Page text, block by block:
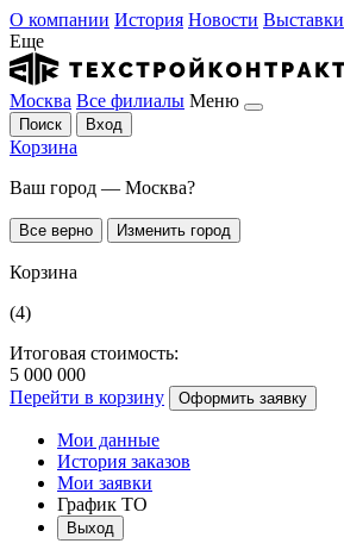
О компании История Новости Выставки
Еще
Москва Все филиалы Меню
Поиск Вход
Корзина
Ваш город — Москва?
Все верно Изменить город
Корзина
(4)
Итоговая стоимость:
5 000 000
Перейти в корзину
Оформить заявку
Мои данные
История заказов
Мои заявки
График ТО
Выход